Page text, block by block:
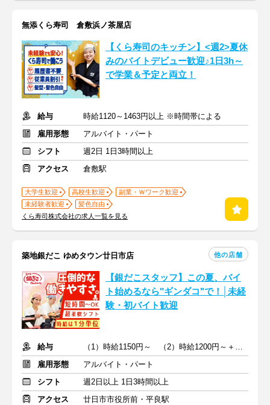
無添くら寿司 倉敷浜ノ茶屋店
【くら寿司のキッチン】<週2>夏休
みのバイトデビュー歓迎♪1日3h～
で学業＆予定と両立！
給与
時給1120～1463円以上 ※時間帯による
雇用形態
アルバイト・パート
シフト
週2日 1日3時間以上
アクセス
倉敷駅
大学生歓迎 高校生歓迎
副業・Ｗワーク歓迎
未経験者歓迎
髪色自由
くら寿司株式会社の求人一覧を見る
築地銀だこ ゆめタウン廿日市店 他の店舗
【銀だこスタッフ】この夏、バイ
ト始めるなら"ギンダコ"で！│未経
験・初バイト歓迎
給与
（1）時給1150円～ （2）時給1200円～＋交通費支給
雇用形態
アルバイト・パート
シフト
週2日以上 1日3時間以上
アクセス
廿日市市役所前・平良駅